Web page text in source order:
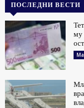
ПОСЛЕДНИ ВЕСТИ
му